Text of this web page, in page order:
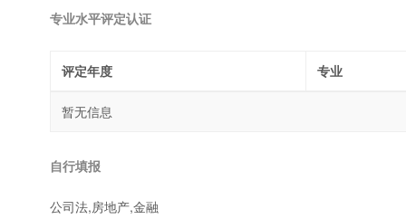
专业水平评定认证
评定年度 专业
暂无信息
自行填报
公司法,房地产,金融